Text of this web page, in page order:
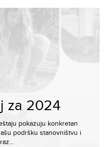
za 2024
pokazuju konkretan
podršku stanovništvu i